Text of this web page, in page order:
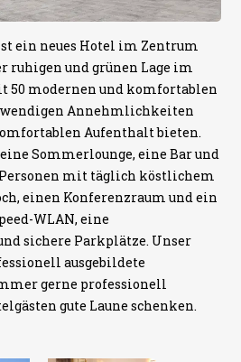
ein neues Hotel im Zentrum
ruhigen und grünen Lage im
50 modernen und komfortablen
Annehmlichkeiten
Aufenthalt bieten.
Sommerlounge, eine Bar und
Personen mit täglich köstlichem
einen Konferenzraum und ein
WLAN, eine
sichere Parkplätze. Unser
ausgebildete
gerne professionell
gute Laune schenken.